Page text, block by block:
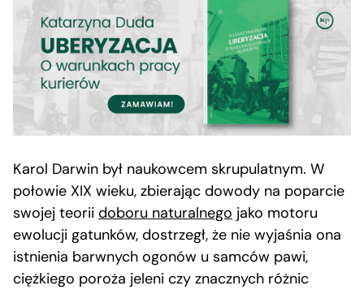
Karol Darwin był naukowcem skrupulatnym. W
połowie XIX wieku, zbierając dowody na poparcie
swojej teorii doboru naturalnego jako motoru
ewolucji gatunków, dostrzegł, że nie wyjaśnia ona
istnienia barwnych ogonów u samców pawi,
ciężkiego poroża jeleni czy znacznych różnic